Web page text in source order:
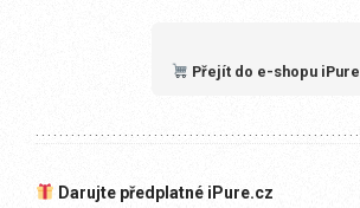
Přejít do e-shopu iPure
Darujte předplatné iPure.cz